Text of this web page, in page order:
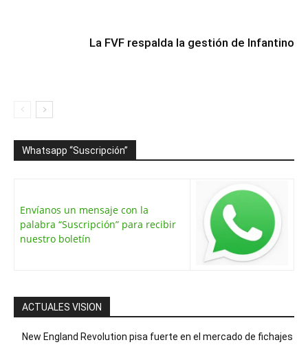
La FVF respalda la gestión de Infantino
Whatsapp “Suscripción”
Envíanos un mensaje con la
palabra “Suscripción” para recibir
nuestro boletín
ACTUALES VISION
New England Revolution pisa fuerte en el mercado de fichajes